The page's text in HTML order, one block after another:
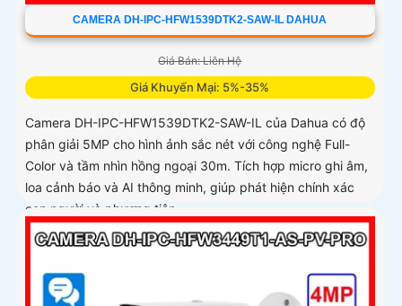
CAMERA DH-IPC-HFW1539DTK2-SAW-IL DAHUA
Giá Bán: Liên Hệ
Giá Khuyến Mại: 5%-35%
Camera DH-IPC-HFW1539DTK2-SAW-IL của Dahua có độ
phân giải 5MP cho hình ảnh sắc nét với công nghệ Full-
Color và tầm nhìn hồng ngoại 30m. Tích hợp micro ghi âm,
loa cảnh báo và AI thông minh, giúp phát hiện chính xác
con người và phương tiện